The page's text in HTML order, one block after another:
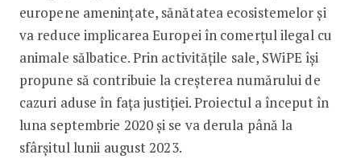
europene amenințate, sănătatea ecosistemelor și
va reduce implicarea Europei în comerțul ilegal cu
animale sălbatice. Prin activitățile sale, SWiPE își
propune să contribuie la creșterea numărului de
cazuri aduse în fața justiției. Proiectul a început în
luna septembrie 2020 și se va derula până la
sfârșitul lunii august 2023.